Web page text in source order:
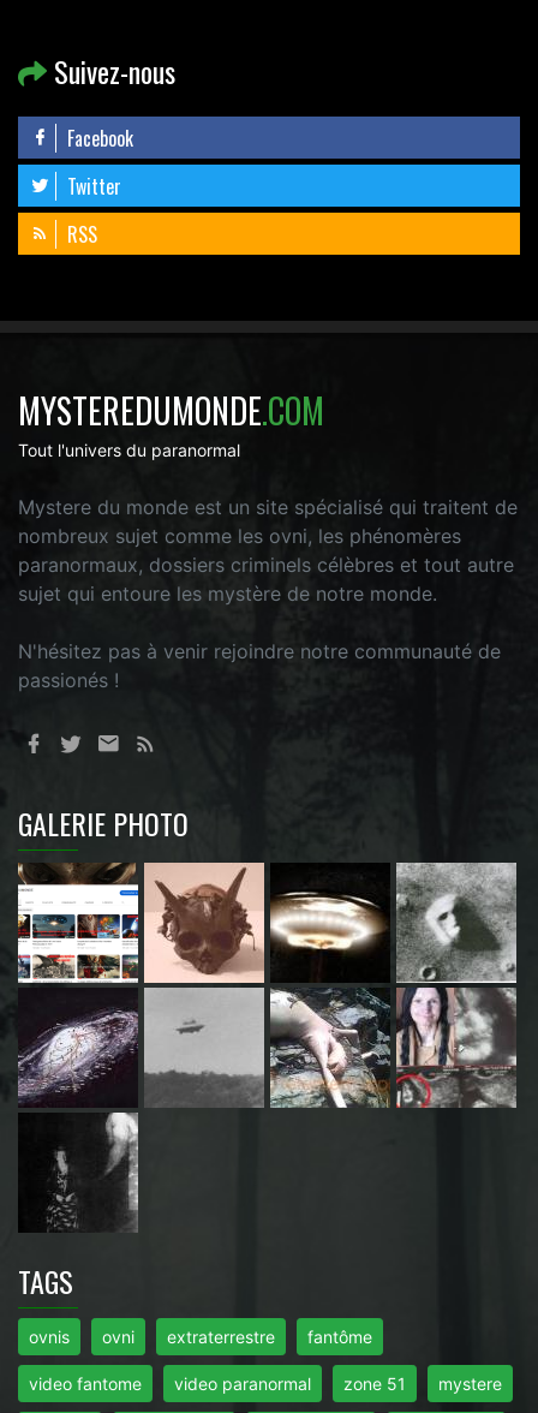
Suivez-nous
Facebook
Twitter
RSS
MYSTEREDUMONDE.COM
Tout l'univers du paranormal
Mystere du monde est un site spécialisé qui traitent de
nombreux sujet comme les ovni, les phénomères
paranormaux, dossiers criminels célèbres et tout autre
sujet qui entoure les mystère de notre monde.
N'hésitez pas à venir rejoindre notre communauté de
passionés !
GALERIE PHOTO
TAGS
ovnis ovni extraterrestre fantôme
video fantome video paranormal zone 51 mystere